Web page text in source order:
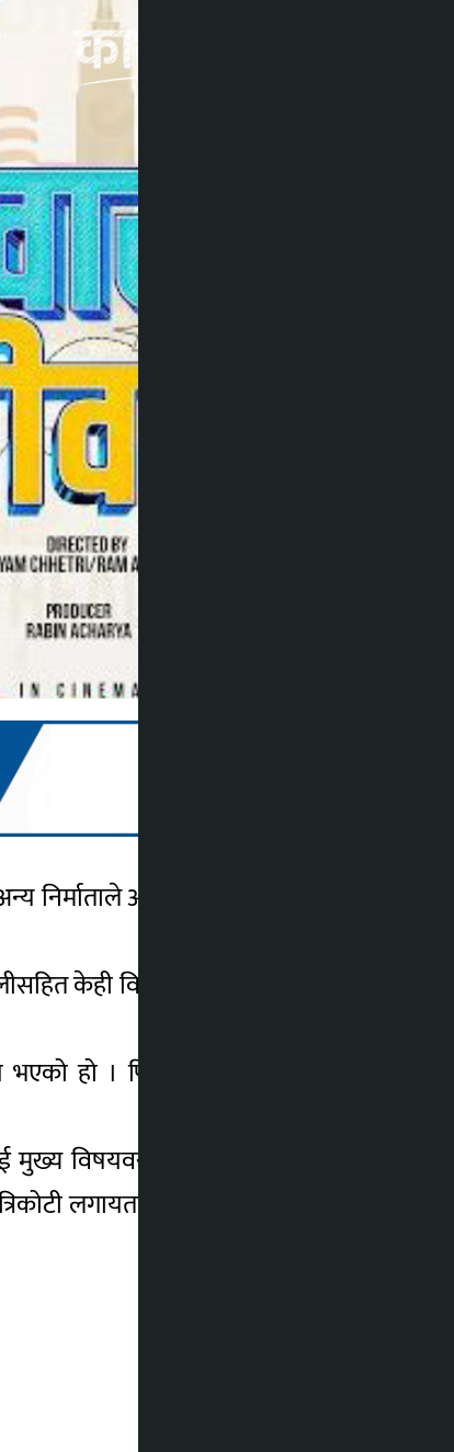
आफ्नो फिल्म प्रदर्शनमा चासो
केही विदेशी फिल्मले पनि निरन्तरता
हो । फिल्मलाई श्याम क्षेत्री र राम
विषयवस्तु बनाइएको छ । फिल्ममा
लगायतका कलाकारहरूको अभिनय